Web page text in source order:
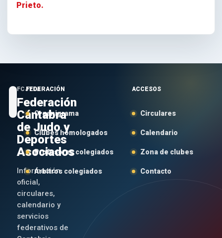
Prieto.
FCJYDA
Federación
Cántabra
de Judo y
Deportes
Asociados
Información
oficial,
circulares,
calendario y
servicios
federativos de
FEDERACIÓN
Organigrama
Clubes homologados
Profesores colegiados
Árbitros colegiados
ACCESOS
Circulares
Calendario
Zona de clubes
Contacto